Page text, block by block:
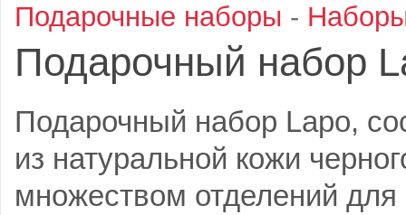
Подарочные наборы -
Подарочный набор
Подарочный набор Lapo,
из натуральной кожи
множеством отделений для